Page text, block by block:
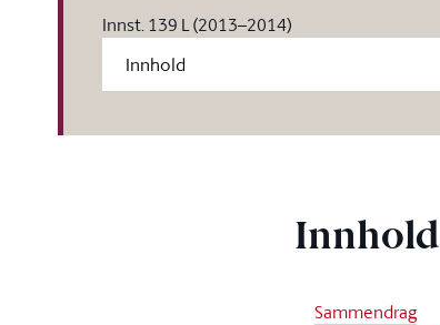
Innst. 139 L (2013–2014)
Innhold
Sammendrag